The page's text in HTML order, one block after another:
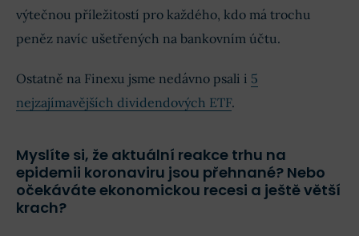
výtečnou příležitostí pro každého, kdo má trochu
peněz navíc ušetřených na bankovním účtu.
Ostatně na Finexu jsme nedávno psali i 5
nejzajímavějších dividendových ETF.
Myslíte si, že aktuální reakce trhu na
epidemii koronaviru jsou přehnané? Nebo
očekáváte ekonomickou recesi a ještě větší
krach?